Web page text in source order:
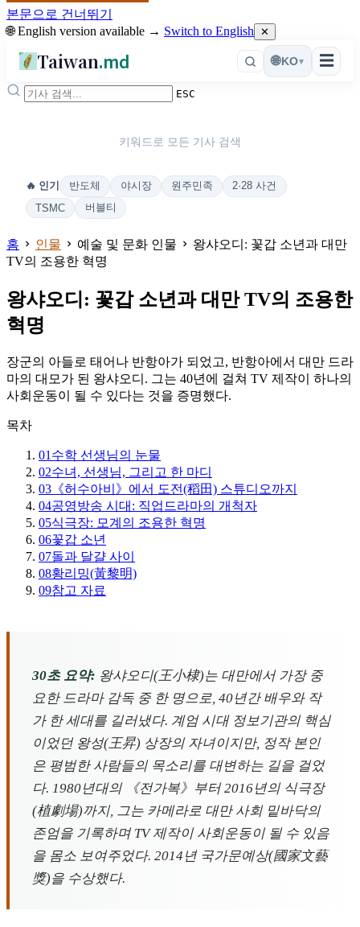
본문으로 건너뛰기
🌐 English version available → Switch to English ✕
Taiwan.md ☰
🌐KO▾
ESC
키워드로 모든 기사 검색
🔥 인기 반도체 야시장 원주민족
2·28 사건
TSMC
버블티
홈 인물 예술 및 문화 인물
왕샤오디: 꽃갑 소년과 대만
TV의 조용한 혁명
왕샤오디: 꽃갑 소년과 대만 TV의 조용한
혁명
장군의 아들로 태어나 반항아가 되었고, 반항아에서 대만 드라
마의 대모가 된 왕샤오디. 그는 40년에 걸쳐 TV 제작이 하나의
사회운동이 될 수 있다는 것을 증명했다.
목차
01 수학 선생님의 눈물
02수녀, 선생님, 그리고 한 마디
03 《허수아비》에서 도전(稻田) 스튜디오까지
04공영방송 시대: 직업드라마의 개척자
05식극장: 모계의 조용한 혁명
06꽃갑 소년
07돌과 달걀 사이
08황리밍(黃黎明)
09참고 자료
30초 요약: 왕샤오디(王小棣)는 대만에서 가장 중
요한 드라마 감독 중 한 명으로, 40년간 배우와 작
가 한 세대를 길러냈다. 계엄 시대 정보기관의 핵심
이었던 왕성(王昇) 상장의 자녀이지만, 정작 본인
은 평범한 사람들의 목소리를 대변하는 길을 걸었
다. 1980년대의 《전가복》부터 2016년의 식극장
(植劇場)까지, 그는 카메라로 대만 사회 밑바닥의
존엄을 기록하며 TV 제작이 사회운동이 될 수 있음
을 몸소 보여주었다. 2014년 국가문예상(國家文藝
獎)을 수상했다.